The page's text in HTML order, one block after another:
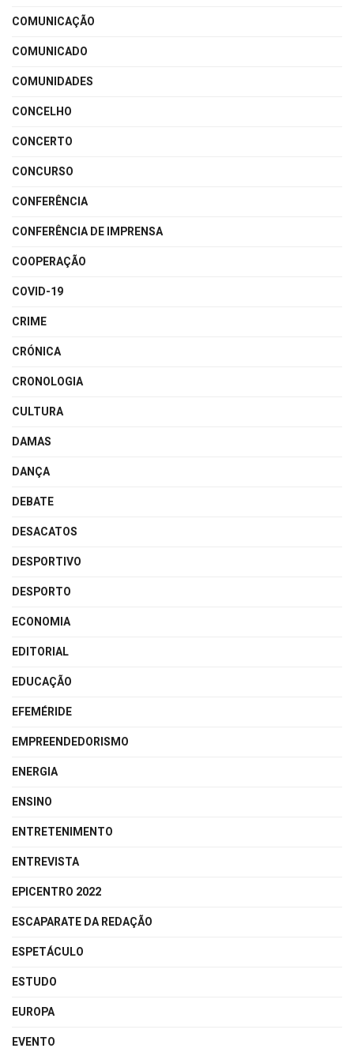
COMUNICAÇÃO
COMUNICADO
COMUNIDADES
CONCELHO
CONCERTO
CONCURSO
CONFERÊNCIA
CONFERÊNCIA DE IMPRENSA
COOPERAÇÃO
COVID-19
CRIME
CRÓNICA
CRONOLOGIA
CULTURA
DAMAS
DANÇA
DEBATE
DESACATOS
DESPORTIVO
DESPORTO
ECONOMIA
EDITORIAL
EDUCAÇÃO
EFEMÉRIDE
EMPREENDEDORISMO
ENERGIA
ENSINO
ENTRETENIMENTO
ENTREVISTA
EPICENTRO 2022
ESCAPARATE DA REDAÇÃO
ESPETÁCULO
ESTUDO
EUROPA
EVENTO